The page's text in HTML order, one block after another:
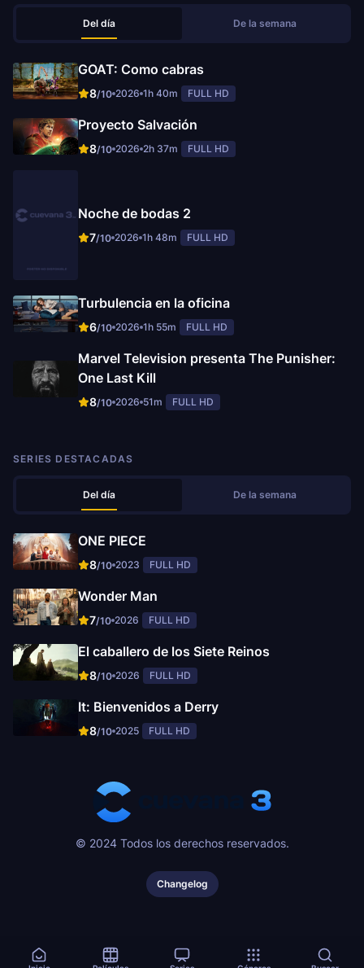
Del día De la semana
GOAT: Como cabras
8/10 2026 1h 40m FULL HD
Proyecto Salvación
8/10 2026 2h 37m FULL HD
Noche de bodas 2
7/10 2026 1h 48m FULL HD
Turbulencia en la oficina
6/10 2026 1h 55m FULL HD
Marvel Television presenta The Punisher:
One Last Kill
8/10 2026 51m FULL HD
SERIES DESTACADAS
Del día De la semana
ONE PIECE
8/10 2023 FULL HD
Wonder Man
7/10 2026 FULL HD
El caballero de los Siete Reinos
8/10 2026 FULL HD
It: Bienvenidos a Derry
8/10 2025 FULL HD
© 2024 Todos los derechos reservados.
Changelog